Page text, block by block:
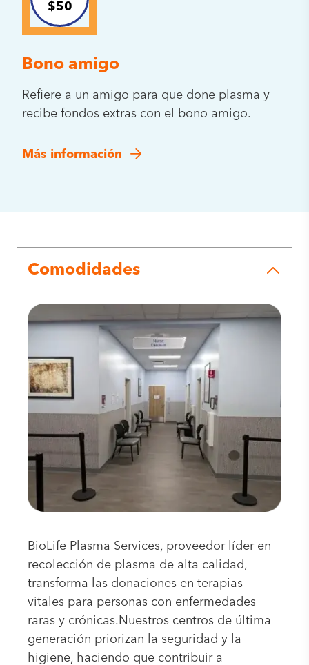
$50
Bono amigo
Refiere a un amigo para que done plasma y
recibe fondos extras con el bono amigo.
Más información
Comodidades
BioLife Plasma Services, proveedor líder en
recolección de plasma de alta calidad,
transforma las donaciones en terapias
vitales para personas con enfermedades
raras y crónicas.Nuestros centros de última
generación priorizan la seguridad y la
higiene, haciendo que contribuir a